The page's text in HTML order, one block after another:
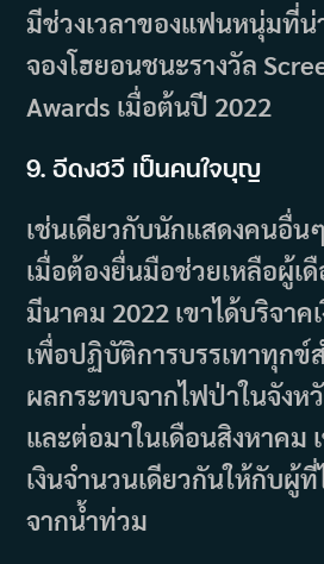
มีช่วงเวลาของแฟนหนุ่มที่น่
จองโฮยอนชนะรางวัล
Awards เมื่อต้นปี 2022
9. อีดงฮวี เป็นคนใจบุญ
เช่นเดียวกับนักแสดงคนอื่น
เมื่อต้องยื่นมือช่วยเหลือผู้เ
มีนาคม 2022 เขาได้บริจาค
เพื่อปฏิบัติการบรรเทาทุกข์
ผลกระทบจากไฟป่าในจังห
และต่อมาในเดือนสิงหาคม
เงินจำนวนเดียวกันให้กับผู้
จากน้ำท่วม